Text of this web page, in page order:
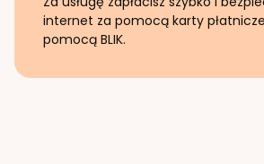
internet za pomocą karty
pomocą BLIK.